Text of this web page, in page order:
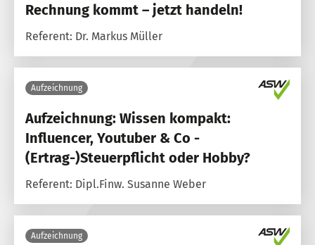
Rechnung kommt – jetzt handeln!
Referent: Dr. Markus Müller
Aufzeichnung
Aufzeichnung: Wissen kompakt:
Influencer, Youtuber & Co -
(Ertrag-)Steuerpflicht oder Hobby?
Referent: Dipl.Finw. Susanne Weber
Aufzeichnung